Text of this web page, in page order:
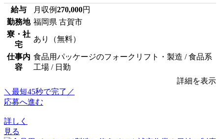
給与 月収例270,000円
勤務地 福岡県 古賀市
寮・社
宅
あり（無料）
仕事内
容
食品用パッケージのフォークリフト・製造 / 食品系
工場 / 日勤
詳細を表示
＼最短45秒で完了／
応募へ進む
詳しく
見る